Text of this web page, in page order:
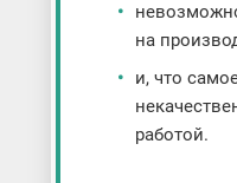
на
и, что
работой.